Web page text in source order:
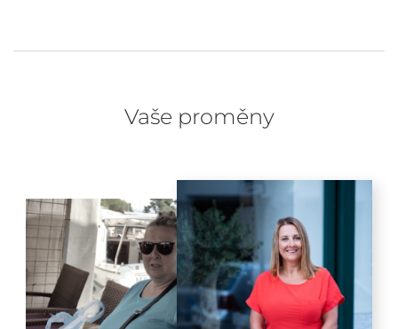
Vaše proměny